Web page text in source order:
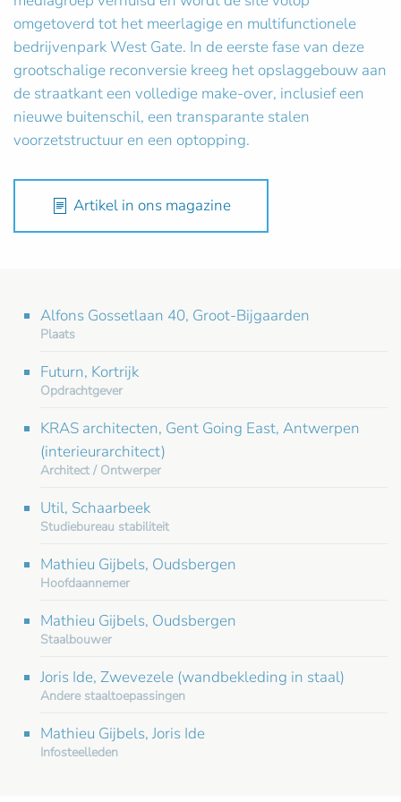
omgetoverd tot het meerlagige en multifunctionele
bedrijvenpark West Gate. In de eerste fase van deze
grootschalige reconversie kreeg het opslaggebouw aan
de straatkant een volledige make-over, inclusief een
nieuwe buitenschil, een transparante stalen
voorzetstructuur en een optopping.
Artikel in ons magazine
Alfons Gossetlaan 40, Groot-Bijgaarden
Plaats
Futurn, Kortrijk
Opdrachtgever
KRAS architecten, Gent Going East, Antwerpen
(interieurarchitect)
Architect / Ontwerper
Util, Schaarbeek
Studiebureau stabiliteit
Mathieu Gijbels, Oudsbergen
Hoofdaannemer
Mathieu Gijbels, Oudsbergen
Staalbouwer
Joris Ide, Zwevezele (wandbekleding in staal)
Andere staaltoepassingen
Mathieu Gijbels, Joris Ide
Infosteelleden